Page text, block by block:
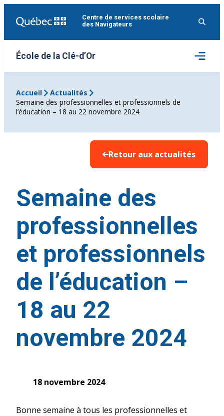
Centre de services scolaire
des Navigateurs
École de la Clé-d’Or
Ouvrir
le
menu
Accueil
Actualités
Semaine des professionnelles et professionnels de
l’éducation – 18 au 22 novembre 2024
Retour aux actualités
Semaine des
professionnelles
et professionnels
de l’éducation –
18 au 22
novembre 2024
18 novembre 2024
Bonne semaine à tous les professionnelles et